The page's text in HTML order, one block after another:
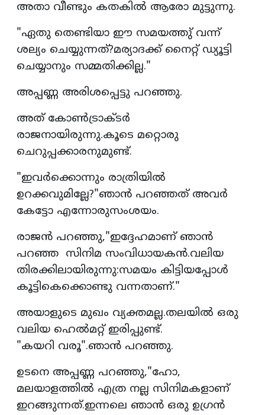
അതാ വീണ്ടും കതകിൽ ആരോ മുട്ടുന്നു.
"ഏതു തെണ്ടിയാ ഈ സമയത്തു് വന്ന്
ശല്യം ചെയ്യുന്നത്?മര്യാദക്ക് നൈറ്റ് ഡ്യൂട്ടി
ചെയ്യാനും സമ്മതിക്കില്ല."
അപ്പണ്ണ അരിശപ്പെട്ടു പറഞ്ഞു.
അത് കോൺട്രാക്ടർ
രാജനായിരുന്നു.കൂടെ മറ്റൊരു
ചെറുപ്പക്കാരനുമുണ്ട്.
"ഇവർക്കൊന്നും രാത്രിയിൽ
ഉറക്കവുമില്ലേ?"ഞാൻ പറഞ്ഞത് അവർ
കേട്ടോ എന്നോരുസംശയം.
രാജൻ പറഞ്ഞു,"ഇദ്ദേഹമാണ് ഞാൻ
പറഞ്ഞ സിനിമ സംവിധായകൻ.വലിയ
തിരക്കിലായിരുന്നു:സമയം കിട്ടിയപ്പോൾ
കൂട്ടികെക്കൊണ്ടു വന്നതാണ്."
അയാളുടെ മുഖം വ്യക്തമല്ല.തലയിൽ ഒരു
വലിയ ഹെൽമറ്റ് ഇരിപ്പുണ്ട്.
"കയറി വരൂ".ഞാൻ പറഞ്ഞു.
ഉടനെ അപ്പണ്ണ പറഞ്ഞു,"ഹോ,
മലയാളത്തിൽ എത്ര നല്ല സിനിമകളാണ്
ഇറങ്ങുന്നത്.ഇന്നലെ ഞാൻ ഒരു ഉഗ്രൻ